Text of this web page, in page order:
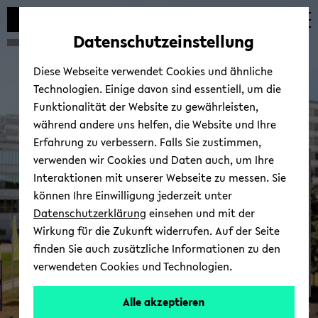
Automatische
vermeiden
skip
main
skip
main
skip
footer
Lehr­stuhl­in­ha­be­rin
© Uni­ver­si­tät Bie­le­feld
Datenschutzeinstellung
Diese Webseite verwendet Cookies und ähnliche
Technologien. Einige davon sind essentiell, um die
Funktionalität der Website zu gewährleisten,
während andere uns helfen, die Website und Ihre
Erfahrung zu verbessern. Falls Sie zustimmen,
verwenden wir Cookies und Daten auch, um Ihre
Interaktionen mit unserer Webseite zu messen. Sie
können Ihre Einwilligung jederzeit unter
Datenschutzerklärung einsehen und mit der
Wirkung für die Zukunft widerrufen. Auf der Seite
finden Sie auch zusätzliche Informationen zu den
verwendeten Cookies und Technologien.
Alle akzeptieren